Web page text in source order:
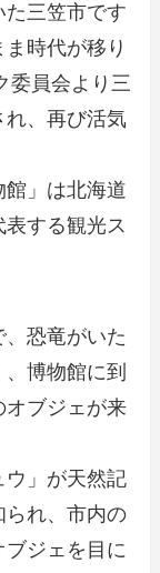
三笠市です
時代が移り
委員会より三
れ、再び活気
」は北海道
する観光ス
恐竜がいた
博物館に到
オブジェが来
ウ」が天然記
られ、市内の
ジェを目に